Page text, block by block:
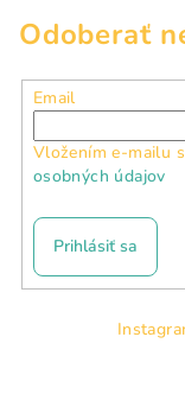
Odoberať
Email
Vložením e-mailu
osobných údajov
Prihlásiť sa